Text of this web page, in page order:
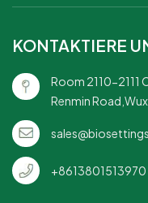
KONTAKTIERE
Room 2110-2111
Renmin
+8613801513970